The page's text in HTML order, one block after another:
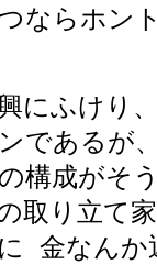
ならホン
にふけり
であるが
構成がそ
取り立て
金なん